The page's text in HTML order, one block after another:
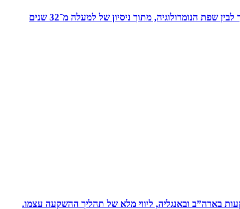
מאסטר בנומרולוגיה קבלית וטארוט ומפתחת שיטת ”קוד החיבור” - שיטה להורים ולילדים המשלבת בין שפת החינוך לבין שפת הנומרולוגיה, מתוך ניסיון של למעלה מ־32 שנים
בארה”ב ובאנגליה, ליווי מלא של תהליך ההשקעה עצמו.